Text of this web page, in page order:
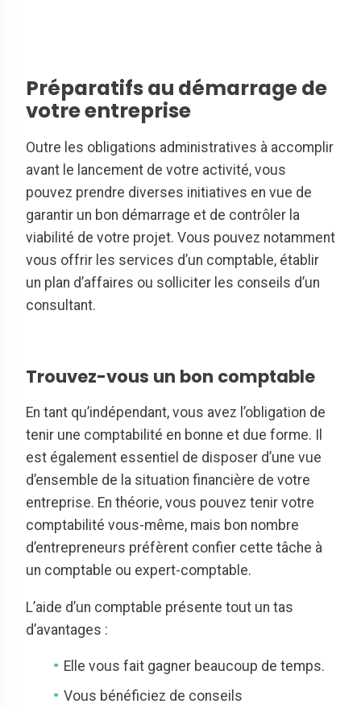
Préparatifs au démarrage de
votre entreprise
Outre les obligations administratives à accomplir
avant le lancement de votre activité, vous
pouvez prendre diverses initiatives en vue de
garantir un bon démarrage et de contrôler la
viabilité de votre projet. Vous pouvez notamment
vous offrir les services d’un comptable, établir
un plan d’affaires ou solliciter les conseils d’un
consultant.
Trouvez-vous un bon comptable
En tant qu’indépendant, vous avez l’obligation de
tenir une comptabilité en bonne et due forme. Il
est également essentiel de disposer d’une vue
d’ensemble de la situation financière de votre
entreprise. En théorie, vous pouvez tenir votre
comptabilité vous-même, mais bon nombre
d’entrepreneurs préfèrent confier cette tâche à
un comptable ou expert-comptable.
L’aide d’un comptable présente tout un tas
d’avantages :
Elle vous fait gagner beaucoup de temps.
Vous bénéficiez de conseils